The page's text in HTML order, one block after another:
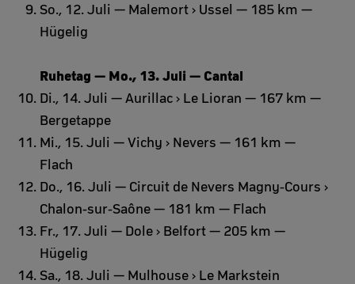
So., 12. Juli — Malemort › Ussel — 185 km —
Hügelig
Ruhetag — Mo., 13. Juli — Cantal
Di., 14. Juli — Aurillac › Le Lioran — 167 km —
Bergetappe
Mi., 15. Juli — Vichy › Nevers — 161 km —
Flach
Do., 16. Juli — Circuit de Nevers Magny-Cours ›
Chalon-sur-Saône — 181 km — Flach
Fr., 17. Juli — Dole › Belfort — 205 km —
Hügelig
Sa., 18. Juli — Mulhouse › Le Markstein